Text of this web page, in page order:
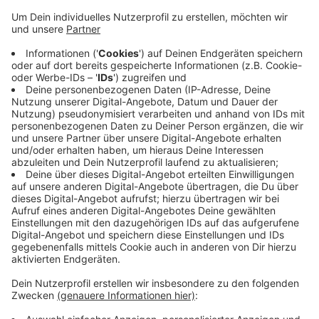
Anzeige
Er wird erneut vom Paritätischen Wohlfahrtsverband
organisiert. Dabei sollen Barrieren sichtbar und
Vorurteile abgebaut werden, heißt es. Der
Inklusionsmarsch startet um 11 Uhr an der
Gedenkstätte der ehemaligen Synagoge. Von dort aus
geht es dann durch die Innenstadt - über die Große
Straße bis zum Koekkoekplatz. Hier ist noch eine
Podiumsdiskussion zum Thema "alltägliche Barrieren"
geplant. Weitere Informationen gibt eshier.
Anzeige